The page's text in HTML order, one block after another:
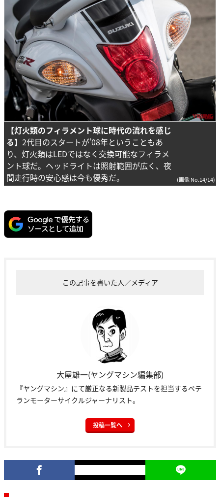
【灯火類のフィラメント球に時代の流れを感じ
る】 2代目のスタートが’08年ということもあ
り、灯火類はLEDではなく交換可能なフィラメ
ント球だ。ヘッドライトは照射範囲が広く、夜
間走行時の安心感は今も優秀だ。
(画像 No.14/14)
この記事を書いた人／メディア
大屋雄一(ヤングマシン編集部)
『ヤングマシン』にて厳正なる新製品テストを担当するベテ
ランモーターサイクルジャーナリスト。
投稿一覧へ